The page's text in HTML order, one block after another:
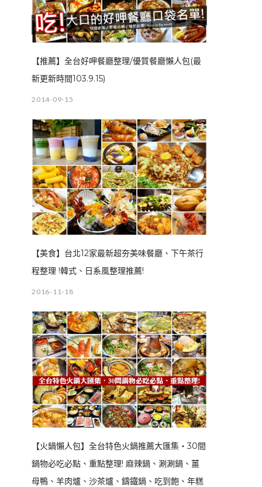
【推薦】全台好呷餐廳整理/優質餐廳懶人包(最
新更新時間103.9.15)
2014-09-15
【美食】台北12家最新超夯美味餐廳、下午茶行
程整理 !韓式、日系風整理推薦!
2016-11-18
【火鍋懶人包】全台特色火鍋推薦大匯集‧30間
鍋物必吃必點、重點整理! 麻辣鍋、涮涮鍋、薑
母鴨、羊肉爐、沙茶爐、鑄鐵鍋、吃到飽、年糕